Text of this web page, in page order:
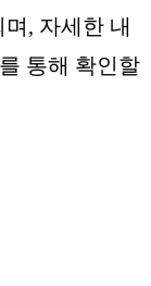
, 자세한 내
통해 확인할